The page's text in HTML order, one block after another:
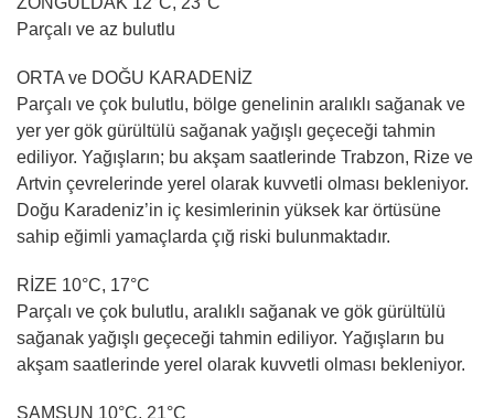
Parçalı ve az bulutlu
ORTA ve DOĞU KARADENİZ
Parçalı ve çok bulutlu, bölge genelinin aralıklı sağanak ve
yer yer gök gürültülü sağanak yağışlı geçeceği tahmin
ediliyor. Yağışların; bu akşam saatlerinde Trabzon, Rize ve
Artvin çevrelerinde yerel olarak kuvvetli olması bekleniyor.
Doğu Karadeniz’in iç kesimlerinin yüksek kar örtüsüne
sahip eğimli yamaçlarda çığ riski bulunmaktadır.
RİZE 10°C, 17°C
Parçalı ve çok bulutlu, aralıklı sağanak ve gök gürültülü
sağanak yağışlı geçeceği tahmin ediliyor. Yağışların bu
akşam saatlerinde yerel olarak kuvvetli olması bekleniyor.
SAMSUN 10°C, 21°C